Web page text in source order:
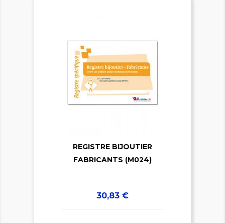

REGISTRE BIJOUTIER
FABRICANTS (M024)
Prix
30,83 €